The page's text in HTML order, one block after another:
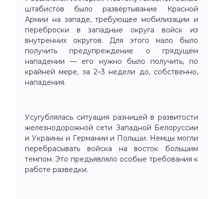
штабистов было развёртывание Красной
Армии на западе, требующее мобилизации и
переброски в западные округа войск из
внутренних округов. Для этого мало было
получить предупреждение о грядущем
нападении — его нужно было получить, по
крайней мере, за 2–3 недели до, собственно,
нападения.
Усугублялась ситуация разницей в развитости
железнодорожной сети Западной Белоруссии
и Украины и Германии и Польши. Немцы могли
перебрасывать войска на восток большим
темпом. Это предъявляло особые требования к
работе разведки.